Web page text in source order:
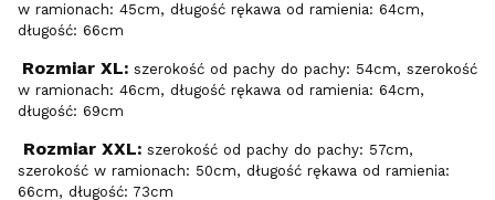
w ramionach: 45cm, długość rękawa od ramienia: 64cm,
długość: 66cm
Rozmiar XL: szerokość od pachy do pachy: 54cm, szerokość
w ramionach: 46cm, długość rękawa od ramienia: 64cm,
długość: 69cm
Rozmiar XXL: szerokość od pachy do pachy: 57cm,
szerokość w ramionach: 50cm, długość rękawa od ramienia:
66cm, długość: 73cm